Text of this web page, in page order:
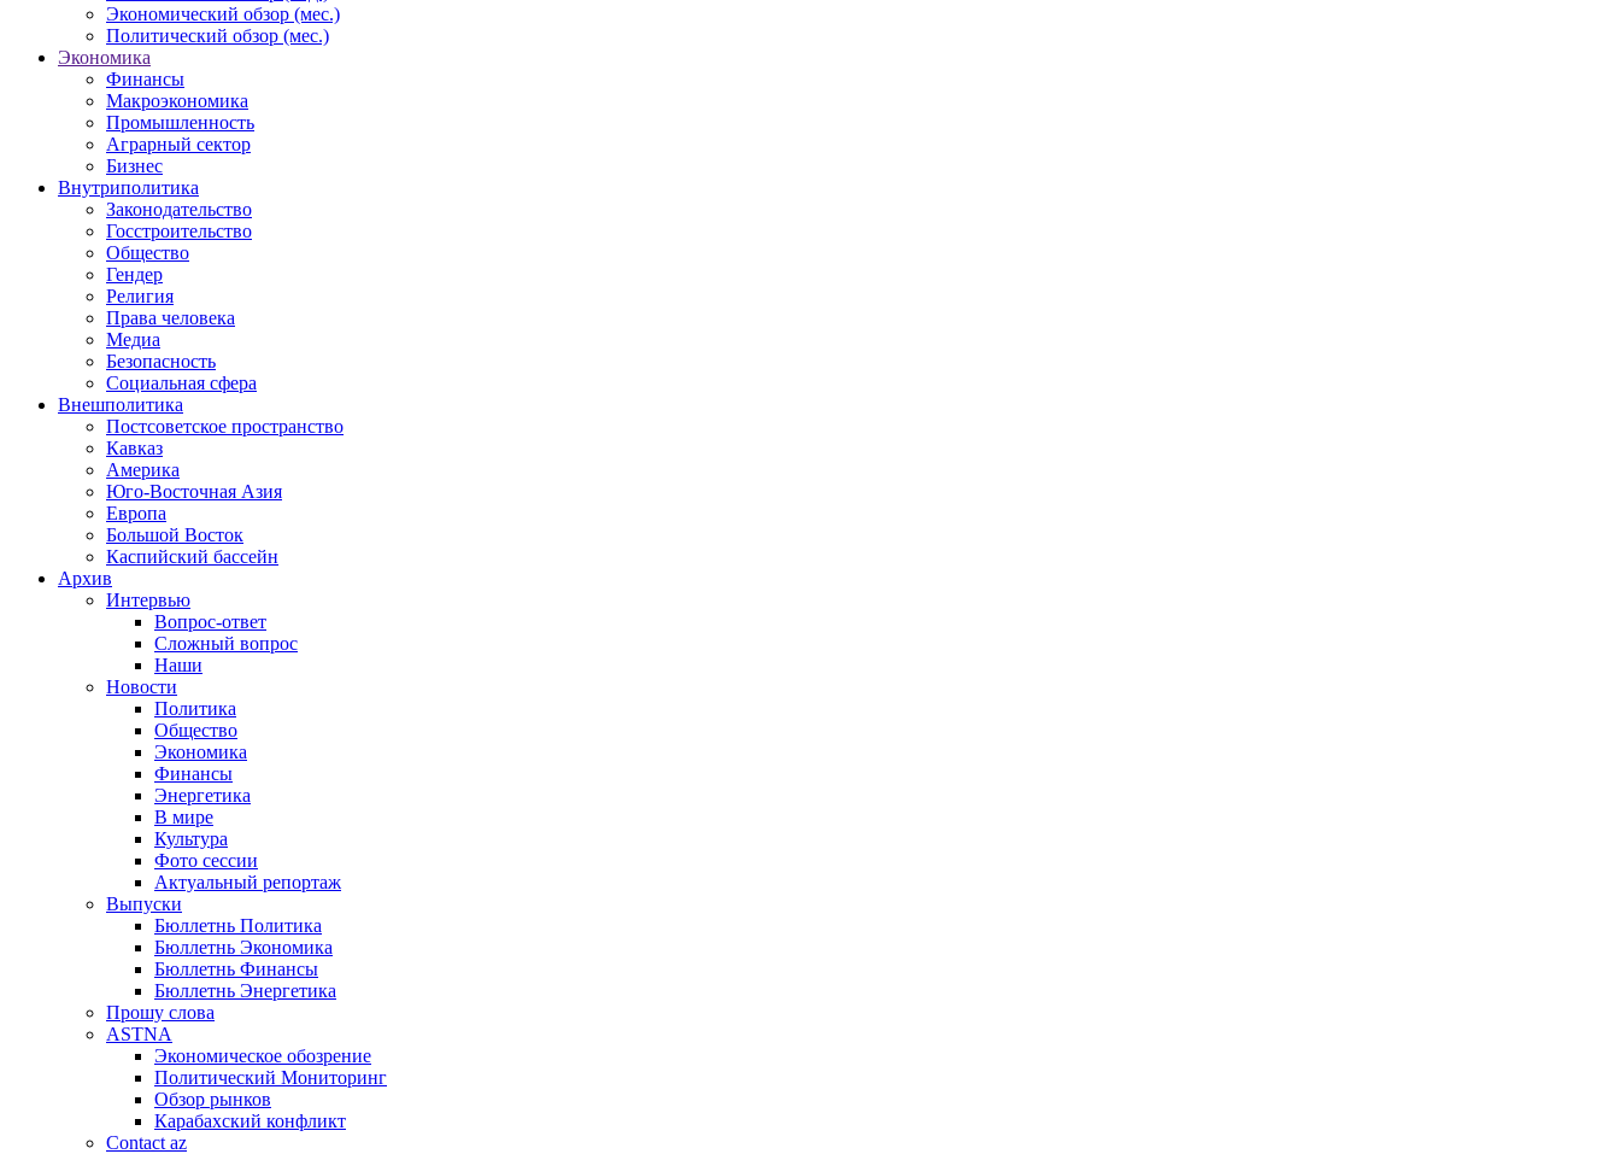
Экономический обзор (мес.)
Политический обзор (мес.)
Экономика
Финансы
Макроэкономика
Промышленность
Аграрный сектор
Бизнес
Внутриполитика
Законодательство
Госстроительство
Общество
Гендер
Религия
Права человека
Медиа
Безопасность
Социальная сфера
Внешполитика
Постсоветское пространство
Кавказ
Америка
Юго-Восточная Азия
Европа
Большой Восток
Каспийский бассейн
Архив
Интервью
Вопрос-ответ
Сложный вопрос
Наши
Новости
Политика
Общество
Экономика
Финансы
Энергетика
В мире
Культура
Фото сессии
Актуальный репортаж
Выпуски
Бюллетнь Политика
Бюллетнь Экономика
Бюллетнь Финансы
Бюллетнь Энергетика
Прошу слова
ASTNA
Экономическое обозрение
Политический Мониторинг
Обзор рынков
Карабахский конфликт
Contact az